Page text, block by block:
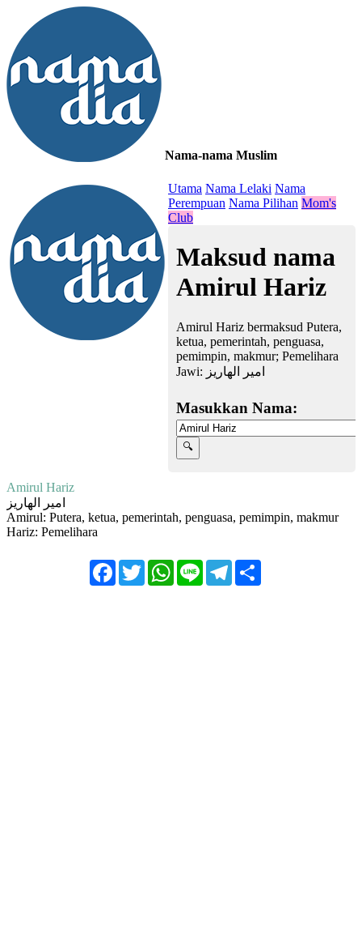
Nama-nama Muslim
Utama Nama Lelaki Nama
Perempuan Nama Pilihan Mom's
Club
Maksud nama
Amirul Hariz
Amirul Hariz bermaksud Putera,
ketua, pemerintah, penguasa,
pemimpin, makmur; Pemelihara
Jawi: امير الهاريز
Masukkan Nama:
Amirul Hariz
امير الهاريز
Amirul: Putera, ketua, pemerintah, penguasa, pemimpin, makmur
Hariz: Pemelihara
FacebookTwitterWhatsApp
Line Telegram